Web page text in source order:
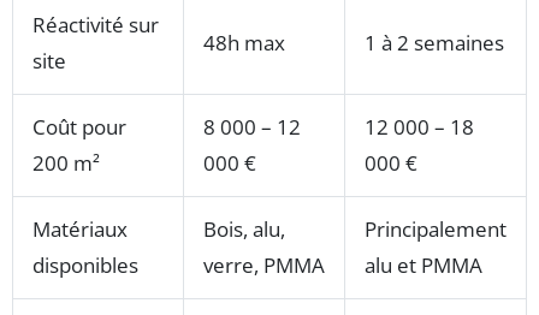
Réactivité sur
site
48h max 1 à 2 semaines
Coût pour
200 m²
8 000 – 12
000 €
12 000 – 18
000 €
Matériaux
disponibles
Bois, alu,
verre, PMMA
Principalement
alu et PMMA